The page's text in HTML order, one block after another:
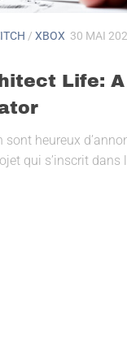
/ XBOX 30 MAI
Life: A
sont heureux
qui s’inscrit dans